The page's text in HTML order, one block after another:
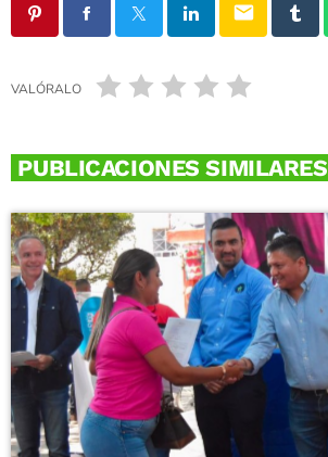
email
VALÓRALO
PUBLICACIONES SIMILARES